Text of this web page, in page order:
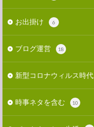
お出掛け 6
ブログ運営 18
新型コロナウィルス時代
時事ネタを含む 10